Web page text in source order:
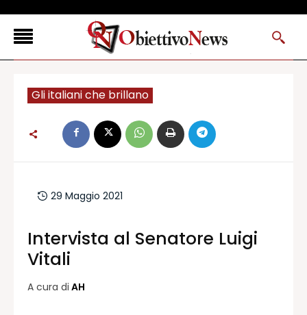
NEWS DAL RESTO D’ITALIA
ONTVWEB
PROMOREDAZIONALI
Gli italiani che brillano
29 Maggio 2021
Intervista al Senatore Luigi
Vitali
A cura di AH